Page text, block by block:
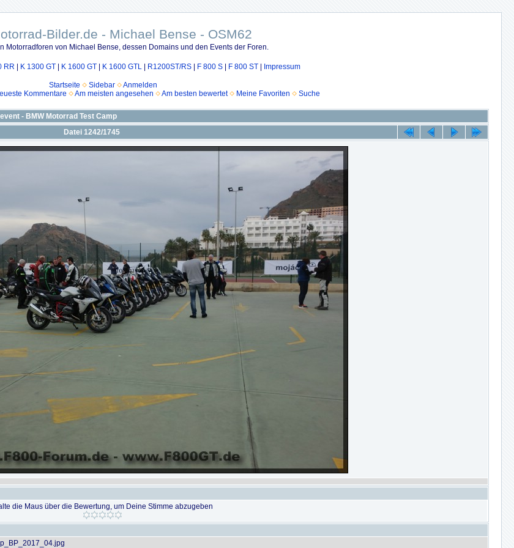
Bilder.de - Michael Bense - OSM62
Motorradforen von Michael Bense, dessen Domains und den Events der Foren.
RR K 1300 GT K 1600 GT K 1600 GTL R1200ST/RS F 800 S F 800 ST Impressum
Startseite Sidebar
Anmelden
Kommentare Am meisten angesehen Am besten bewertet Meine Favoriten Suche
- BMW Motorrad Test Camp
Datei 1242/1745
die Maus über die Bewertung, um Deine Stimme abzugeben